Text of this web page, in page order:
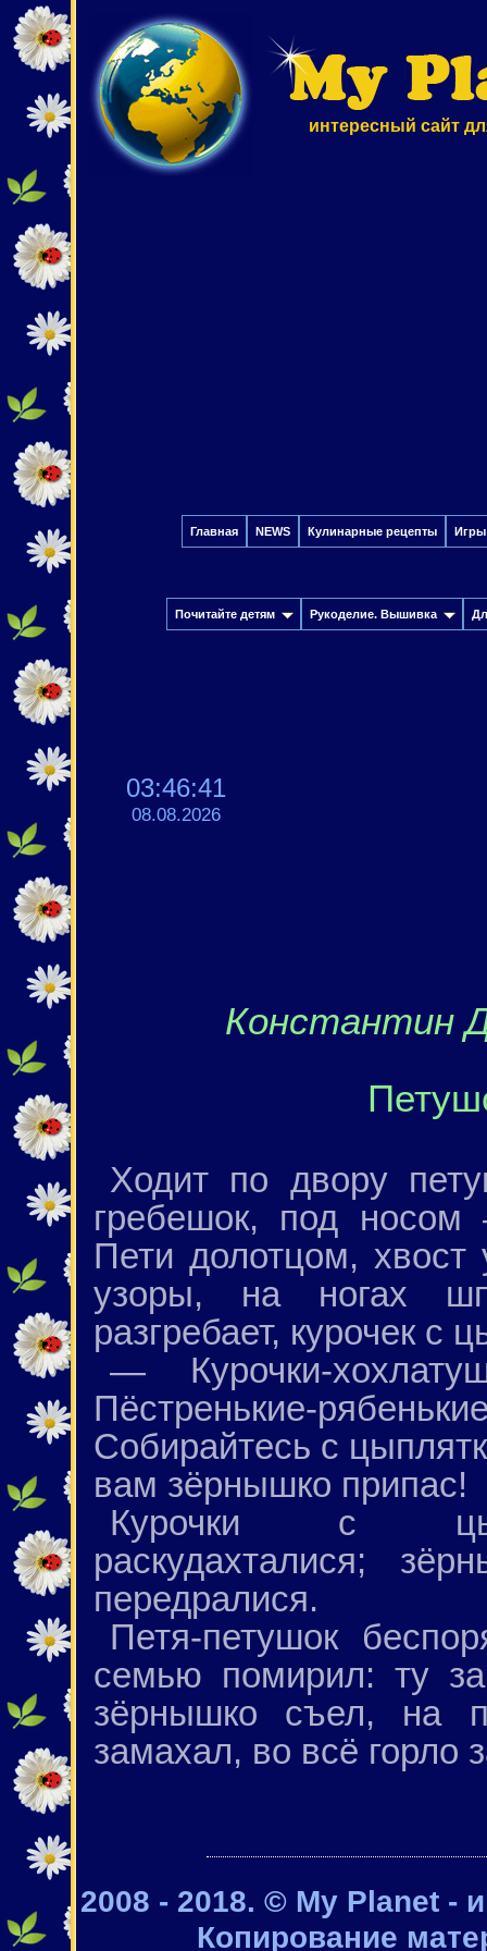
интересный сайт
Главная NEWS Кулинарные рецепты Игры
Почитайте детям Рукоделие. Вышивка
03:46:42
08.08.2026
Константин
Ходит по двору
гребешок, под
Пети долотцом,
узоры, на ногах
разгребает, курочек с
— Курочки-
Пёстренькие-
Собирайтесь с
вам зёрнышко припас!
Курочки с
раскудахталися;
передралися.
Петя-петушок
семью помирил: ту
зёрнышко съел, на
замахал, во всё горло
2008 - 2018. © My Planet -
Копирование